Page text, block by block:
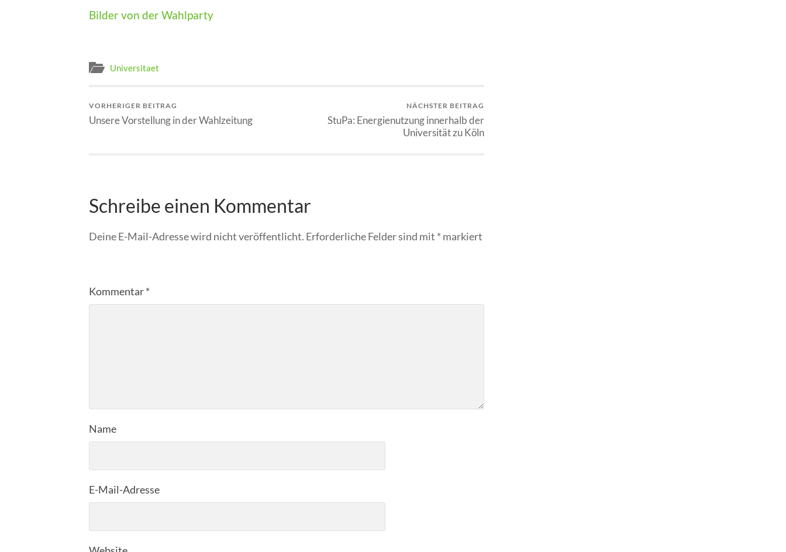
Bilder von der Wahlparty
Universitaet
VORHERIGER BEITRAG
Unsere Vorstellung in der Wahlzeitung
NÄCHSTER BEITRAG
StuPa: Energienutzung innerhalb der
Universität zu Köln
Schreibe einen Kommentar
Deine E-Mail-Adresse wird nicht veröffentlicht. Erforderliche Felder sind mit * markiert
Kommentar*
Name
E-Mail-Adresse